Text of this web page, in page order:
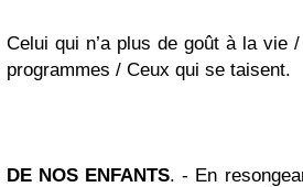
Celui qui n’a plus de goût à la vie
programmes / Ceux qui se taisent.
DE NOS ENFANTS. - En